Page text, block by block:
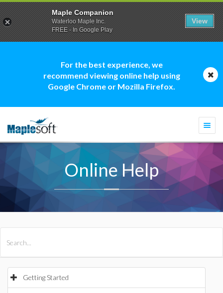
For the best experience, we
recommend viewing online help using
Google Chrome or Mozilla Firefox.
Online Help
Getting Started
Maple Companion
Waterloo Maple Inc.
FREE - In Google Play
View